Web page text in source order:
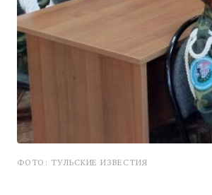
ФОТО: ТУЛЬСКИЕ ИЗВЕСТИЯ